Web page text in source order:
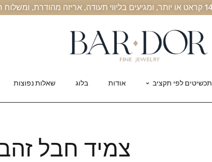
תכשיטים לפי תקציב אודות בלוג שאלות נפוצות